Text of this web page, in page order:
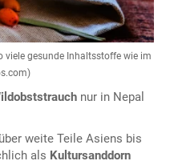
viele gesunde Inhaltsstoffe wie im
nur in Nepal
weite Teile Asiens bis
als Kultursanddorn